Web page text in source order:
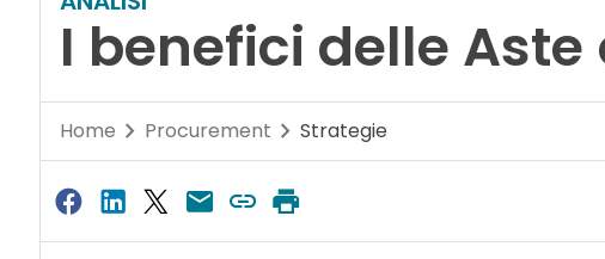
I benefici delle Aste
Home Procurement Strategie